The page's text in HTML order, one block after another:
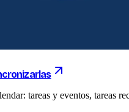
tareas y eventos, tareas